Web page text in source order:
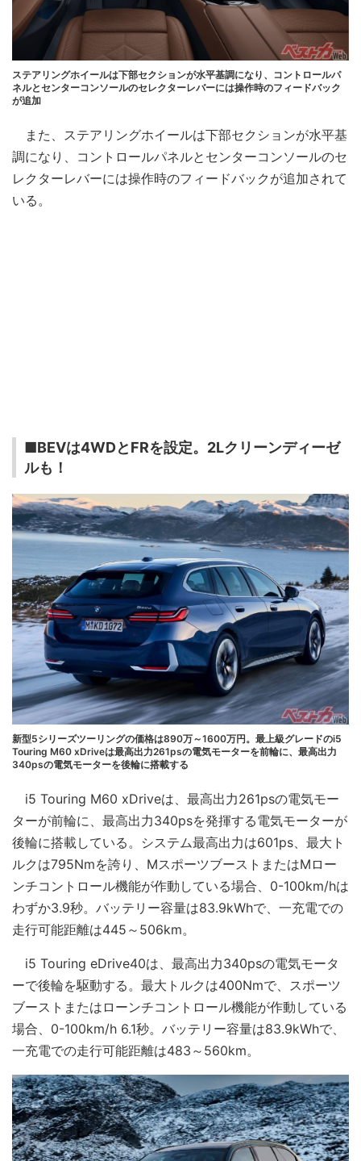
ステアリングホイールは下部セクションが水平基調になり、コントロールパ
ネルとセンターコンソールのセレクターレバーには操作時のフィードバック
が追加
また、ステアリングホイールは下部セクションが水平基
調になり、コントロールパネルとセンターコンソールのセ
レクターレバーには操作時のフィードバックが追加されて
いる。
■BEVは4WDとFRを設定。2Lクリーンディーゼ
ルも！
新型5シリーズツーリングの価格は890万～1600万円。最上級グレードのi5
Touring M60 xDriveは最高出力261psの電気モーターを前輪に、最高出力
340psの電気モーターを後輪に搭載する
i5 Touring M60 xDriveは、最高出力261psの電気モー
ターが前輪に、最高出力340psを発揮する電気モーターが
後輪に搭載している。システム最高出力は601ps、最大ト
ルクは795Nmを誇り、MスポーツブーストまたはMロー
ンチコントロール機能が作動している場合、0-100km/hは
わずか3.9秒。バッテリー容量は83.9kWhで、一充電での
走行可能距離は445～506km。
i5 Touring eDrive40は、最高出力340psの電気モータ
ーで後輪を駆動する。最大トルクは400Nmで、スポーツ
ブーストまたはローンチコントロール機能が作動している
場合、0-100km/h 6.1秒。バッテリー容量は83.9kWhで、
一充電での走行可能距離は483～560km。